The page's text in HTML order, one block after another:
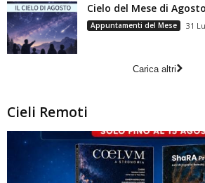
Cielo del Mese di
Appuntamenti del Mese 31
Carica altri
Cieli Remoti